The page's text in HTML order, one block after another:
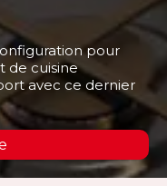
pour
de cuisine
avec ce dernier